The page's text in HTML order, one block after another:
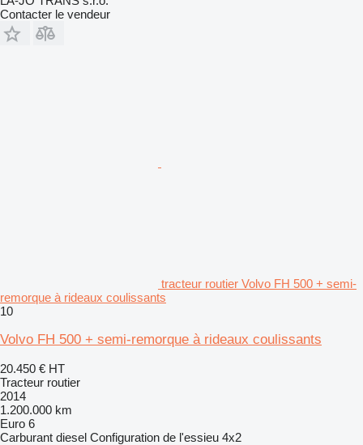
Contacter le vendeur
tracteur routier Volvo FH 500 + semi-
remorque à rideaux coulissants
10
Volvo FH 500 + semi-remorque à rideaux coulissants
20.450 € HT
Tracteur routier
2014
1.200.000 km
Euro 6
Carburant diesel Configuration de l'essieu 4x2